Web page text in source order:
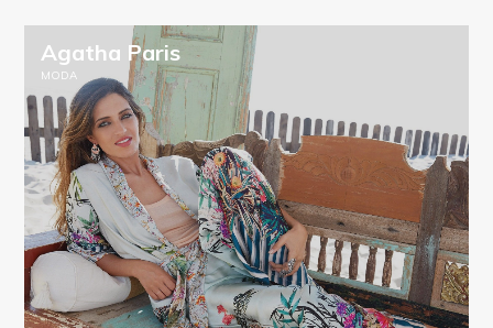
Agatha Paris
MODA